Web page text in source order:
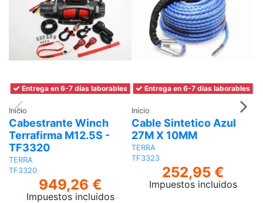
Entrega en 6-7 días laborables
Inicio
Cabestrante Winch
Terrafirma M12.5S -
TF3320
TERRA
TF3320
949,26 €
Impuestos incluidos
Entrega en 6-7 días laborables
Inicio
Cable Sintetico Azul
27M X 10MM
TERRA
TF3323
252,95 €
Impuestos incluidos